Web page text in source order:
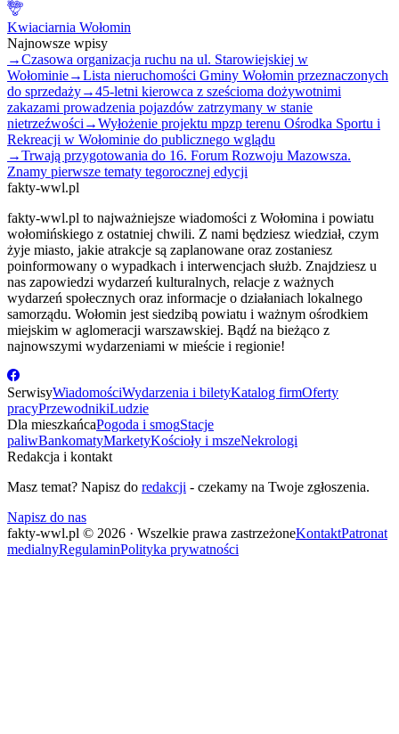
Kwiaciarnia Wołomin
Najnowsze wpisy
→Czasowa organizacja ruchu na ul. Starowiejskiej w
Wołominie→Lista nieruchomości Gminy Wołomin przeznaczonych
do sprzedaży→45-letni kierowca z sześcioma dożywotnimi
zakazami prowadzenia pojazdów zatrzymany w stanie
nietrzeźwości →Wyłożenie projektu mpzp terenu Ośrodka Sportu i
Rekreacji w Wołominie do publicznego wglądu
→Trwają przygotowania do 16. Forum Rozwoju Mazowsza.
Znamy pierwsze tematy tegorocznej edycji
fakty-wwl.pl
fakty-wwl.pl to najważniejsze wiadomości z Wołomina i powiatu
wołomińskiego z ostatniej chwili. Z nami będziesz wiedział, czym
żyje miasto, jakie atrakcje są zaplanowane oraz zostaniesz
poinformowany o wypadkach i interwencjach służb. Znajdziesz u
nas zapowiedzi wydarzeń kulturalnych, relacje z ważnych
wydarzeń społecznych oraz informacje o działaniach lokalnego
samorządu. Wołomin jest siedzibą powiatu i ważnym ośrodkiem
miejskim w aglomeracji warszawskiej. Bądź na bieżąco z
najnowszymi wydarzeniami w mieście i regionie!
SerwisyWiadomościWydarzenia i biletyKatalog firmOferty
pracyPrzewodnikiLudzie
Dla mieszkańcaPogoda i smogStacje
paliwBankomatyMarketyKościoły i mszeNekrologi
Redakcja i kontakt
Masz temat? Napisz do redakcji - czekamy na Twoje zgłoszenia.
Napisz do nas
fakty-wwl.pl © 2026 · Wszelkie prawa zastrzeżoneKontaktPatronat
medialnyRegulaminPolityka prywatności